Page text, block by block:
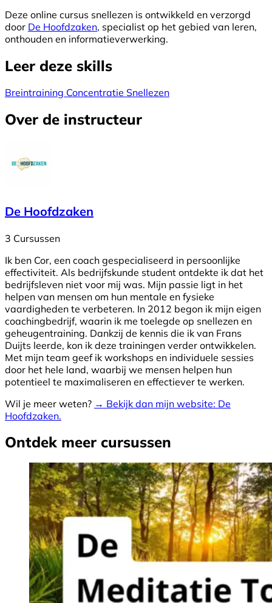
Deze online cursus snellezen is ontwikkeld en verzorgd
door De Hoofdzaken, specialist op het gebied van leren,
onthouden en informatieverwerking.
Leer deze skills
Breintraining Concentratie Snellezen
Over de instructeur
De Hoofdzaken
3 Cursussen
Ik ben Cor, een coach gespecialiseerd in persoonlijke
effectiviteit. Als bedrijfskunde student ontdekte ik dat het
bedrijfsleven niet voor mij was. Mijn passie ligt in het
helpen van mensen om hun mentale en fysieke
vaardigheden te verbeteren. In 2012 begon ik mijn eigen
coachingbedrijf, waarin ik me toelegde op snellezen en
geheugentraining. Dankzij de kennis die ik van Frans
Duijts leerde, kon ik deze trainingen verder ontwikkelen.
Met mijn team geef ik workshops en individuele sessies
door het hele land, waarbij we mensen helpen hun
potentieel te maximaliseren en effectiever te werken.
Wil je meer weten? → Bekijk dan mijn website: De
Hoofdzaken.
Ontdek meer cursussen